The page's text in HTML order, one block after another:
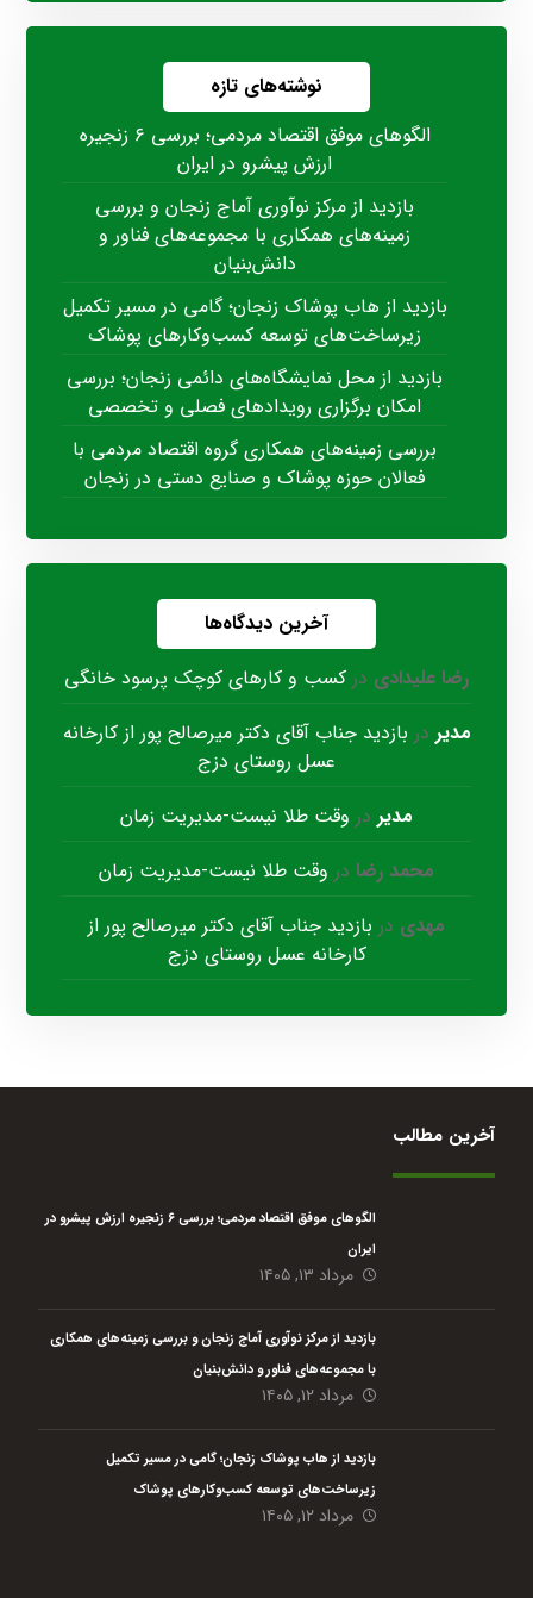
نوشته‌های تازه
الگوهای موفق اقتصاد مردمی؛ بررسی ۶ زنجیره
ارزش پیشرو در ایران
بازدید از مرکز نوآوری آماج زنجان و بررسی
زمینه‌های همکاری با مجموعه‌های فناور و
دانش‌بنیان
بازدید از هاب پوشاک زنجان؛ گامی در مسیر تکمیل
زیرساخت‌های توسعه کسب‌وکارهای پوشاک
بازدید از محل نمایشگاه‌های دائمی زنجان؛ بررسی
امکان برگزاری رویدادهای فصلی و تخصصی
بررسی زمینه‌های همکاری گروه اقتصاد مردمی با
فعالان حوزه پوشاک و صنایع دستی در زنجان
آخرین دیدگاه‌ها
رضا علیدادی در کسب و کارهای کوچک پرسود خانگی
مدیر در بازدید جناب آقای دکتر میرصالح پور از کارخانه
عسل روستای دزج
مدیر در وقت طلا نیست-مدیریت زمان
محمد رضا در وقت طلا نیست-مدیریت زمان
مهدی در بازدید جناب آقای دکتر میرصالح پور از
کارخانه عسل روستای دزج
آخرین مطالب
الگوهای موفق اقتصاد مردمی؛ بررسی ۶ زنجیره ارزش پیشرو در
ایران
مرداد ۱۳, ۱۴۰۵
بازدید از مرکز نوآوری آماج زنجان و بررسی زمینه‌های همکاری
با مجموعه‌های فناور و دانش‌بنیان
مرداد ۱۲, ۱۴۰۵
بازدید از هاب پوشاک زنجان؛ گامی در مسیر تکمیل
زیرساخت‌های توسعه کسب‌وکارهای پوشاک
مرداد ۱۲, ۱۴۰۵